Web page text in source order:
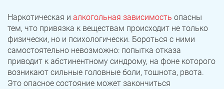
Наркотическая и алкогольная зависимость опасны
тем, что привязка к веществам происходит не только
физически, но и психологически. Бороться с ними
самостоятельно невозможно: попытка отказа
приводит к абстинентному синдрому, на фоне которого
возникают сильные головные боли, тошнота, рвота.
Это опасное состояние может закончиться